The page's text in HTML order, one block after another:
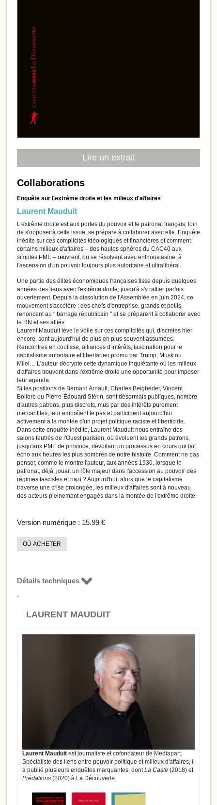
Lire un extrait
Collaborations
Enquête sur l'extrême droite et les milieux d'affaires
Laurent Mauduit
L'extrême droite est aux portes du pouvoir et le patronat français, loin
de s'opposer à cette issue, se prépare à collaborer avec elle. Enquête
inédite sur ces complicités idéologiques et financières et comment
certains milieux d'affaires – des hautes sphères du CAC40 aux
simples PME – œuvrent, ou se résolvent avec enthousiasme, à
l'ascension d'un pouvoir toujours plus autoritaire et ultralibéral.
Une partie des élites économiques françaises tisse depuis quelques
années des liens avec l'extrême droite, jusqu'à s'y rallier parfois
ouvertement. Depuis la dissolution de l'Assemblée en juin 2024, ce
mouvement s'accélère : des chefs d'entreprise, grands et petits,
renoncent au " barrage républicain " et se préparent à collaborer avec
le RN et ses alliés.
Laurent Mauduit lève le voile sur ces complicités qui, discrètes hier
encore, sont aujourd'hui de plus en plus souvent assumées.
Rencontres en coulisse, alliances d'intérêts, fascination pour le
capitalisme autoritaire et libertarien promu par Trump, Musk ou
Milei… L'auteur décrypte cette dynamique inquiétante où les milieux
d'affaires trouvent dans l'extrême droite une opportunité pour imposer
leur agenda.
Si les positions de Bernard Arnault, Charles Beigbeder, Vincent
Bolloré ou Pierre-Édouard Stérin, sont désormais publiques, nombre
d'autres patrons, plus discrets, mus par des intérêts purement
mercantiles, leur emboîtent le pas et participent aujourd'hui
activement à la montée d'un projet politique raciste et liberticide.
Dans cette enquête inédite, Laurent Mauduit nous entraîne des
salons feutrés de l'Ouest parisien, où évoluent les grands patrons,
jusqu'aux PME de province, dévoilant un processus en cours qui fait
écho aux heures les plus sombres de notre histoire. Comment ne pas
penser, comme le montre l'auteur, aux années 1930, lorsque le
patronat, déjà, jouait un rôle majeur dans l'accession au pouvoir des
régimes fascistes et nazi ? Aujourd'hui, alors que le capitalisme
traverse une crise prolongée, les milieux d'affaires sont à nouveau
des acteurs pleinement engagés dans la montée de l'extrême droite.
Version numérique : 15.99 €
OÙ ACHETER
Détails techniques
LAURENT MAUDUIT
Laurent Mauduit est journaliste et cofondateur de Mediapart.
Spécialiste des liens entre pouvoir politique et milieux d'affaires, il
a publié plusieurs enquêtes marquantes, dontLa Caste (2018) et
Prédations (2020) à La Découverte.